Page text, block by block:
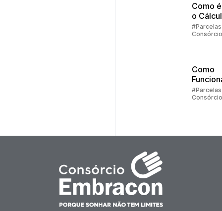
Como
o
Consórcio
Como
Consórcio